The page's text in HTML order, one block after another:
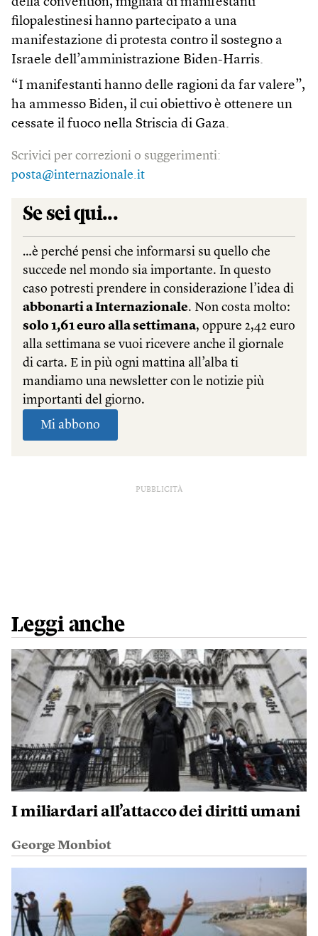
filopalestinesi hanno partecipato a una
manifestazione di protesta contro il sostegno a
Israele dell’amministrazione Biden-Harris.
“I manifestanti hanno delle ragioni da far valere”,
ha ammesso Biden, il cui obiettivo è ottenere un
cessate il fuoco nella Striscia di Gaza.
Scrivici per correzioni o suggerimenti:
posta@internazionale.it
PUBBLICITÀ
Leggi anche
I miliardari all’attacco dei diritti umani
George Monbiot